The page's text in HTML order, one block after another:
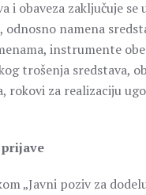
i obaveza zaključuje se
namena
instrumente
trošenja sredstava,
rokovi za realizaciju
„Javni poziv za